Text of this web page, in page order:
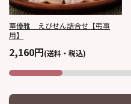
華優雅 えびせん詰合せ【弔事
用】
2,160円(送料・税込)